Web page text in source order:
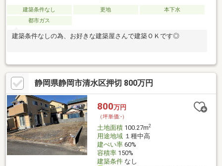
建築条件なし 更地
本下水
都市ガス
建築条件なしの為、お好きな建築屋さんで建築ＯＫです◎
静岡県静岡市清水区押切 800万円
800万円
（坪単価:-）
土地面積100.27m2
用途地域１種中高
建ぺい率60%
容積率150%
建築条件なし